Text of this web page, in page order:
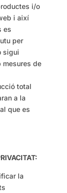
i/o
i així
es
per
sigui
mesures de
total
a la
que es
la